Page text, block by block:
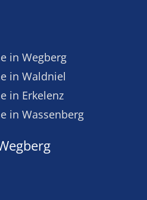
in Wegberg
in Waldniel
in Erkelenz
in Wassenberg